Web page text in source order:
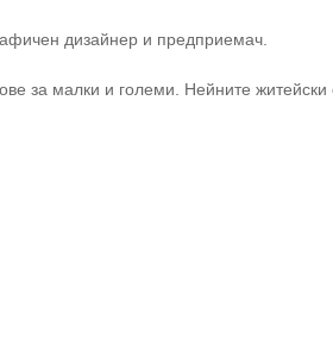
дизайнер и предприемач.
за малки и големи. Нейните житейски